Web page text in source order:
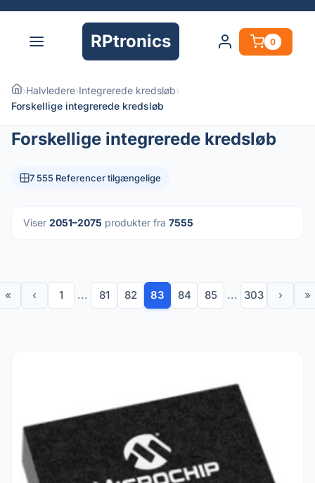
RPtronics 0
›Halvledere›Integrerede kredsløb›
Forskellige integrerede kredsløb
Forskellige integrerede kredsløb
7 555 Referencer tilgængelige
Viser 2051–2075 produkter fra 7555
« ‹ 1 ... 81 82 83 84 85 ... 303 › »